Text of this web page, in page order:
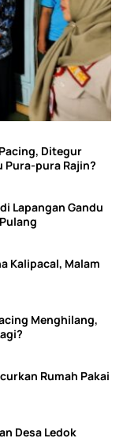
Ditegur
Pura-pura Rajin?
Lapangan Gandu
Kalipacal, Malam
Menghilang,
Rumah Pakai
Desa Ledok